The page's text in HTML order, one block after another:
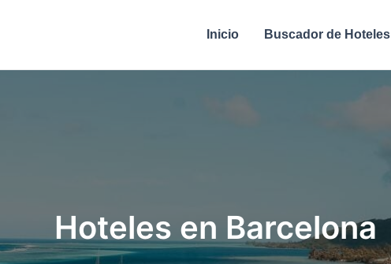
Inicio Buscador de Hoteles
Hoteles en Barcelona